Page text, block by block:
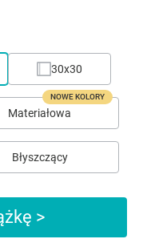
30x30
Materiałowa
NOWE KOLORY
Błyszczący
>